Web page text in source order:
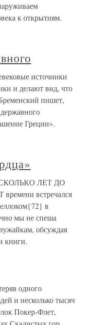
к открытиям.
источники
и делают вид, что
пишет,
Греции».
ЛЕТ ДО
встречался
в
мы не спеша
обсуждая
книги.
одного
и несколько тысяч
Покер-Флет,